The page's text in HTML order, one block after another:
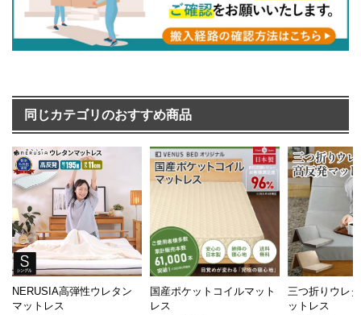
同じカテゴリのおすすめ商品
NERUSIA高弾性ウレタン
マットレス
国産ポケットコイルマット
レス
三つ折りウレ
ットレス